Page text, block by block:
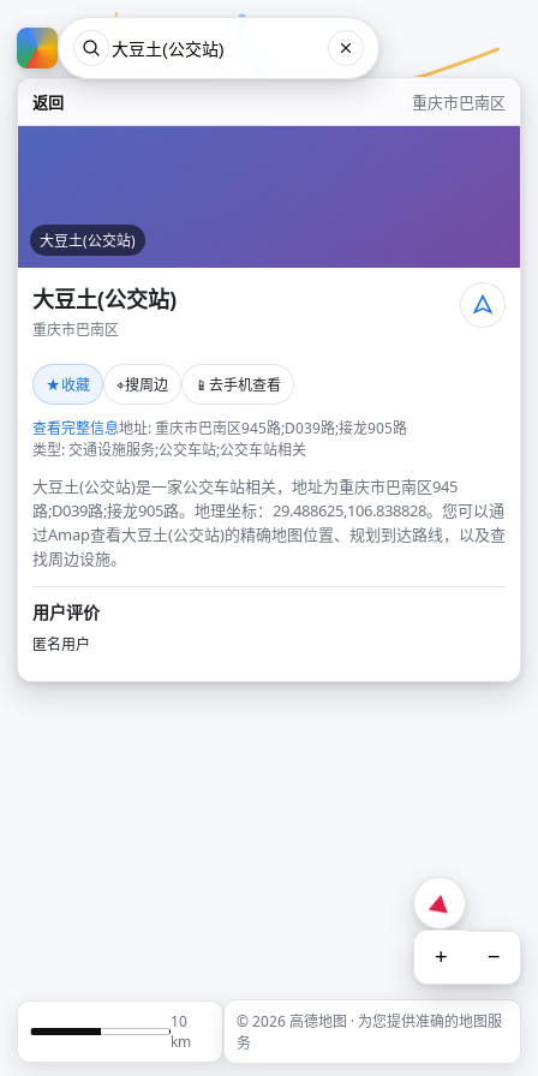
返回 重庆市巴南区
大豆土(公交站)
大豆土(公交站)
重庆市巴南区
★收藏 ⌖搜周边 📱 去手机查看
查看完整信息地址: 重庆市巴南区945路;D039路;接龙905路
类型: 交通设施服务;公交车站;公交车站相关
大豆土(公交站)是一家公交车站相关，地址为重庆市巴南区945
路;D039路;接龙905路。地理坐标：29.488625,106.838828。您可以通
过Amap查看大豆土(公交站)的精确地图位置、规划到达路线，以及查
找周边设施。
用户评价
匿名用户
+ −
10
km
© 2026 高德地图 · 为您提供准确的地图服
务